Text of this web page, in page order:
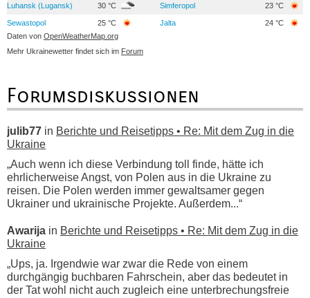
Luhansk (Lugansk) 30 °C Simferopol 23 °C
Sewastopol 25 °C Jalta
24 °C
Daten von OpenWeatherMap.org
Mehr Ukrainewetter findet sich im Forum
Forumsdiskussionen
julib77 in Berichte und Reisetipps • Re: Mit dem Zug in die
Ukraine
„Auch wenn ich diese Verbindung toll finde, hätte ich
ehrlicherweise Angst, von Polen aus in die Ukraine zu
reisen. Die Polen werden immer gewaltsamer gegen
Ukrainer und ukrainische Projekte. Außerdem...“
Awarija in Berichte und Reisetipps • Re: Mit dem Zug in die
Ukraine
„Ups, ja. Irgendwie war zwar die Rede von einem
durchgängig buchbaren Fahrschein, aber das bedeutet in
der Tat wohl nicht auch zugleich eine unterbrechungsfreie